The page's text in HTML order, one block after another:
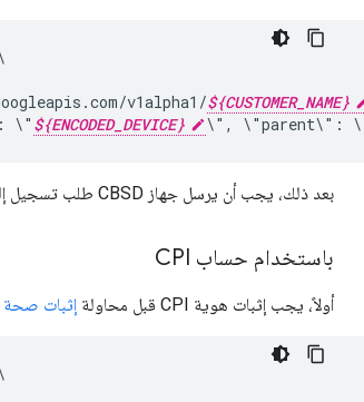
v1alpha1/${CUSTOMER_NAME}
\" ${ENCODED_DEVICE} \", \"parent\":
بعد ذلك، يجب أن يرسل جهاز CBSD طلب تسجيل إلى نظام SAS لإكمال عملية التسجيل.
باستخدام حساب CPI
أولاً، يجب إثبات هوية CPI قبل محاولة إثبات صحة